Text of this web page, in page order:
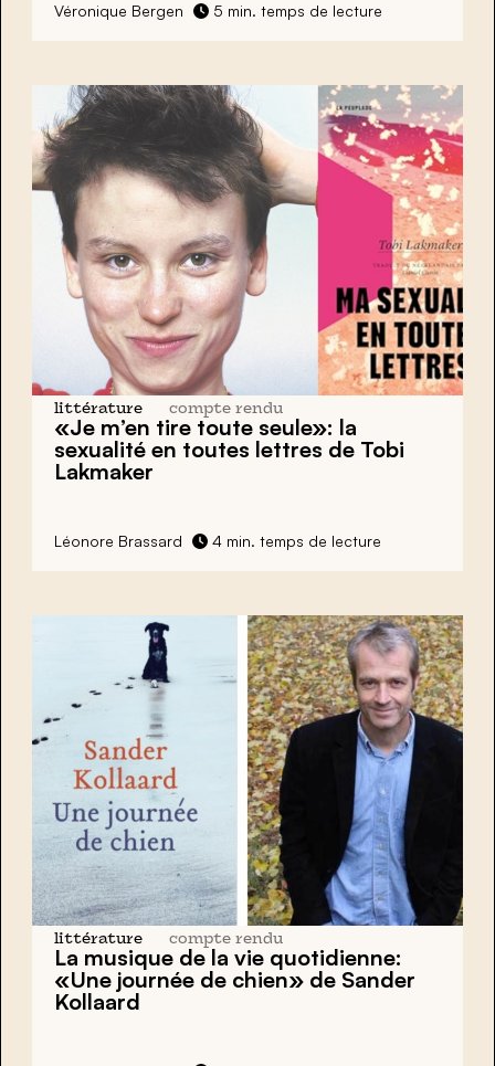
Véronique Bergen 5 min. temps de lecture
littérature compte rendu
«Je m’en tire toute seule»: la
sexualité en toutes lettres de Tobi
Lakmaker
Léonore Brassard 4 min. temps de lecture
littérature compte rendu
La musique de la vie quotidienne:
«Une journée de chien» de Sander
Kollaard